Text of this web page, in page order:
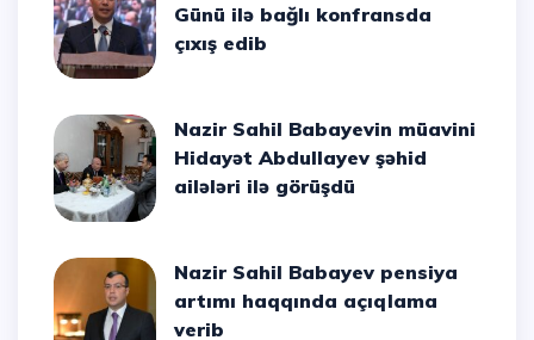
Günü ilə bağlı konfransda
çıxış edib
Nazir Sahil Babayevin müavini
Hidayət Abdullayev şəhid
ailələri ilə görüşdü
Nazir Sahil Babayev pensiya
artımı haqqında açıqlama
verib